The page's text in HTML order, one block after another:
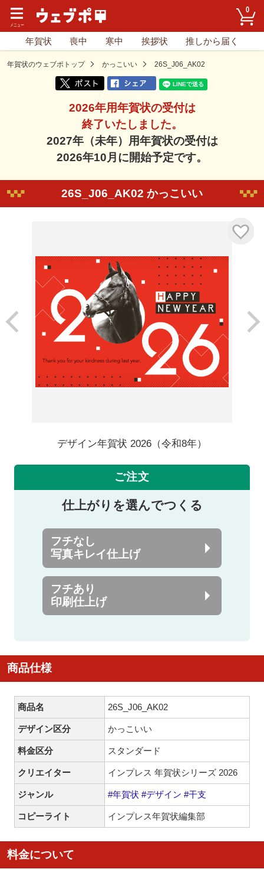
0
年賀状 喪中 寒中 挨拶状 推しから届く
年賀状のウェブポトップ かっこいい 26S_J06_AK02
2026年用年賀状の受付は
終了いたしました。
2027年（未年）用年賀状の受付は
2026年10月に開始予定です。
26S_J06_AK02 かっこいい
デザイン年賀状 2026（令和8年）
ご注文
仕上がりを選んでつくる
フチなし
写真キレイ仕上げ
フチあり
印刷仕上げ
商品仕様
商品名 26S_J06_AK02
デザイン区分 かっこいい
料金区分 スタンダード
クリエイター インプレス 年賀状シリーズ 2026
ジャンル #年賀状 #デザイン #干支
コピーライト インプレス年賀状編集部
料金について